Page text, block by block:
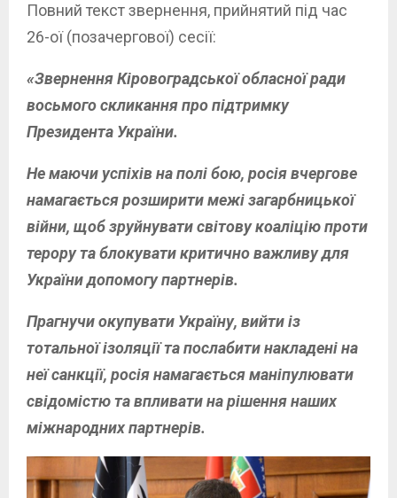
Повний текст звернення, прийнятий під час
26-ої (позачергової) сесії:
«Звернення Кіровоградської обласної ради
восьмого скликання про підтримку
Президента України.
Не маючи успіхів на полі бою, росія вчергове
намагається розширити межі загарбницької
війни, щоб зруйнувати світову коаліцію проти
терору та блокувати критично важливу для
України допомогу партнерів.
Прагнучи окупувати Україну, вийти із
тотальної ізоляції та послабити накладені на
неї санкції, росія намагається маніпулювати
свідомістю та впливати на рішення наших
міжнародних партнерів.